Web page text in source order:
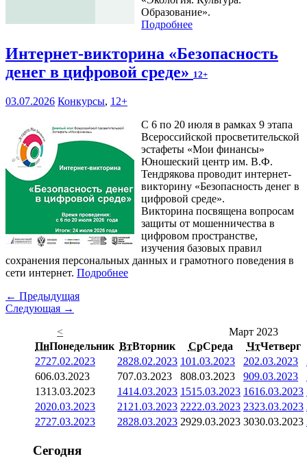
Образование».
Подробнее
Интернет-викторина «Безопасность
денег в цифровой среде» 12+
03.07.2026 Конкурсы, 12+
С 6 по 20 июля в рамках 9 этапа
Всероссийской просветительской
эстафеты «Мои финансы»
Юношеский центр им. В.Ф.
Тендрякова проводит интернет-
викторину «Безопасность денег в
цифровой среде».
Викторина посвящена вопросам
защиты от мошенничества в
цифровом пространстве,
изучения базовых правил
сохранения персональных данных и грамотного поведения в
сети интернет. Подробнее
← Предыдущая
Следующая →
<
Март 2023
ПнПонедельник ВтВторник СрСреда ЧтЧетверг
2727.02.2023 2828.02.2023 101.03.2023 202.03.2023
606.03.2023 707.03.2023 808.03.2023 909.03.2023
1313.03.2023 1414.03.2023 1515.03.2023 1616.03.2023
2020.03.2023 21 21.03.2023 2222.03.2023 2323.03.2023
2727.03.2023 2828.03.2023 2929.03.2023 3030.03.2023
Сегодня